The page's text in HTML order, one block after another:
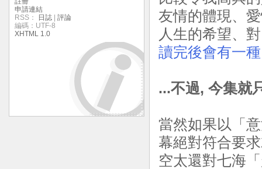
友情的體現、
人生的希望、
讀完後會有一
...不過, 今集就
當然如果以「
幕絕對符合要
空太還對七海
申請連結
RSS：
日誌
評論
編碼：UTF-8
XHTML 1.0